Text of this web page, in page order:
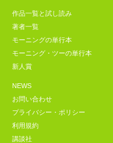
作品一覧と試し読み
著者一覧
モーニングの単行本
モーニング・ツーの単行本
新人賞
NEWS
お問い合わせ
プライバシー・ポリシー
利用規約
講談社